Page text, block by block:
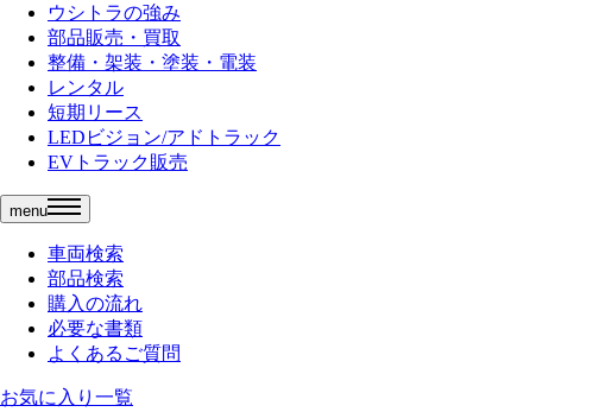
ウシトラの強み
部品販売・買取
整備・架装・塗装・電装
レンタル
短期リース
LEDビジョン/アドトラック
EVトラック販売
menu
車両検索
部品検索
購入の流れ
必要な書類
よくあるご質問
お気に入り一覧